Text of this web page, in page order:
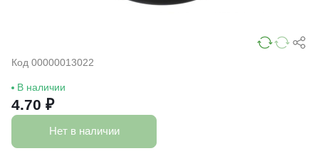
Код 00000013022
В наличии
4.70 ₽
Нет в наличии